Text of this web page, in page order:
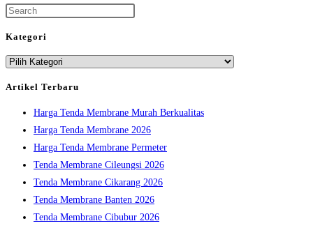
panel.
Kategori
Kategori
Artikel Terbaru
Harga Tenda Membrane Murah Berkualitas
Harga Tenda Membrane 2026
Harga Tenda Membrane Permeter
Tenda Membrane Cileungsi 2026
Tenda Membrane Cikarang 2026
Tenda Membrane Banten 2026
Tenda Membrane Cibubur 2026